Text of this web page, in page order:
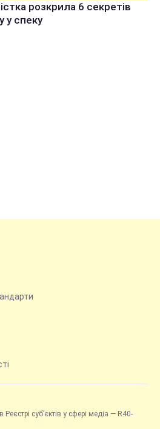
розкрила 6 секретів
у спеку
суб’єктів у сфері медіа — R40-